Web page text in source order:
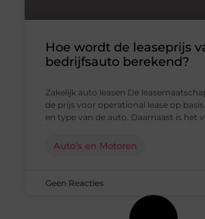
Hoe wordt de leaseprijs
bedrijfsauto berekend?
Zakelijk auto leasen De
de prijs voor operational lease op
en type van de auto. Daarnaast is het
Auto’s en Motoren
Geen Reacties